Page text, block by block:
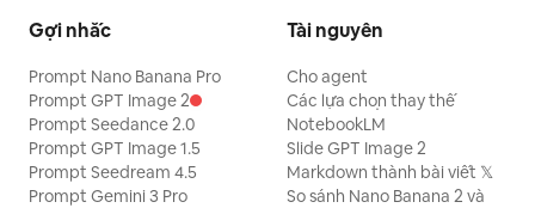
Gợi nhắc
Prompt Nano Banana Pro
Prompt GPT Image 2
Prompt Seedance 2.0
Prompt GPT Image 1.5
Prompt Seedream 4.5
Prompt Gemini 3 Pro
Tài nguyên
Cho agent
Các lựa chọn thay thế
NotebookLM
Slide GPT Image 2
Markdown thành bài viết 𝕏
So sánh Nano Banana 2 và